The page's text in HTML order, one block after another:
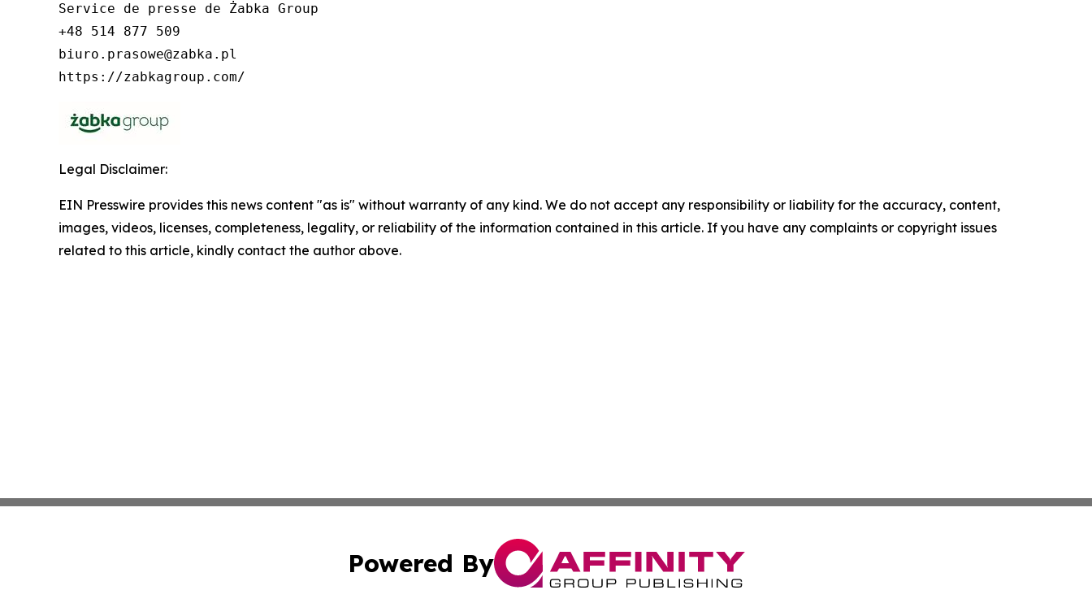
Service de presse de Żabka Group
+48 514 877 509
biuro.prasowe@zabka.pl
https://zabkagroup.com/
Legal Disclaimer:
EIN Presswire provides this news content "as is" without warranty of any kind. We do not accept any responsibility or liability for the accuracy, content,
images, videos, licenses, completeness, legality, or reliability of the information contained in this article. If you have any complaints or copyright issues
related to this article, kindly contact the author above.
Powered By